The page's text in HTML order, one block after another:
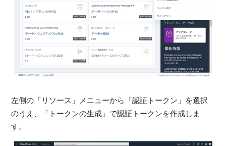
左側の「リソース」メニューから「認証トークン」を選択
のうえ、「トークンの生成」で認証トークンを作成しま
す。